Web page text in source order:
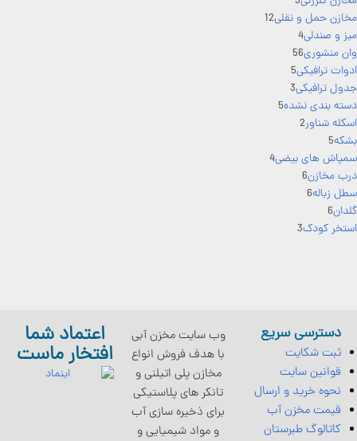
مخازن حمل و نقلی12
میز و صندلی4
وان منشوری56
ادوات ترافیکی5
جدول ترافیکی3
دسته بندی نشده5
اسکله شناور2
بشکه5
سمپاش های بیضی4
درب مخازن6
سطل زباله6
گلدان6
استخر کودک3
دسترسی سریع
ثبت شکایت
قوانین سایت
نحوه خرید و ارسال
قیمت مخزن آب
کاتالوگ طبرستان
وب سایت مخزن آبی
با هدف فروش انواع
مخازن پلی اتیلنی و
تانکر های پلاستیکی
برای ذخیره سازی آب
و مواد شیمیایی و
اعتماد شما
افتخار ماست